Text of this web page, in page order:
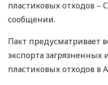
пластиковых отходов –
сообщении.
Пакт предусматривает
экспорта
пластиковых отходов в